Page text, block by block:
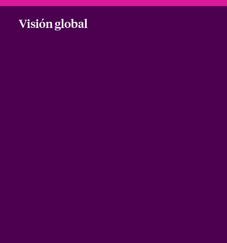
Relaciones Con Inversores
Visión global